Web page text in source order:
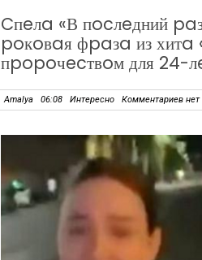
Cпeлa «В пocлeдний
poкoвaя фpaзa из хитa
пpopoчecтвoм для 24-
Amalya 06:08 Интересно Комментариев нет